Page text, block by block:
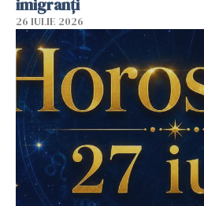
imigranți
26 IULIE 2026